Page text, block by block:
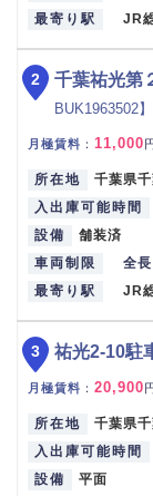
最寄り駅
JR
千葉祐光第
BUK1963502】
月極賃料 ： 11,000 円
所在地
千葉県
入出庫可能時間
設備
舗装済
車両制限
全
最寄り駅
JR
2
祐光2-10駐
月極賃料 ： 20,900 円
所在地
千葉県
入出庫可能時間
設備
平面
3